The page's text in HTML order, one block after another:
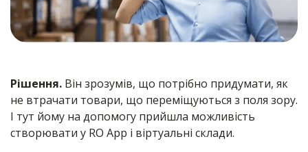
Рішення. Він зрозумів, що потрібно придумати, як
не втрачати товари, що переміщуються з поля зору.
І тут йому на допомогу прийшла можливість
створювати у RO App і віртуальні склади.